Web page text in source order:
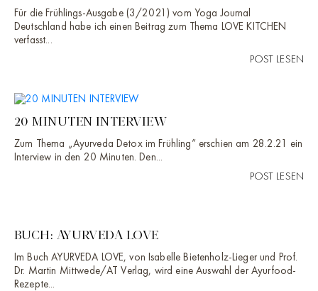
Für die Frühlings-Ausgabe (3/2021) vom Yoga Journal
Deutschland habe ich einen Beitrag zum Thema LOVE KITCHEN
verfasst...
POST LESEN
20 MINUTEN INTERVIEW
Zum Thema „Ayurveda Detox im Frühling“ erschien am 28.2.21 ein
Interview in den 20 Minuten. Den...
POST LESEN
BUCH: AYURVEDA LOVE
Im Buch AYURVEDA LOVE, von Isabelle Bietenholz-Lieger und Prof.
Dr. Martin Mittwede/AT Verlag, wird eine Auswahl der Ayurfood-
Rezepte...